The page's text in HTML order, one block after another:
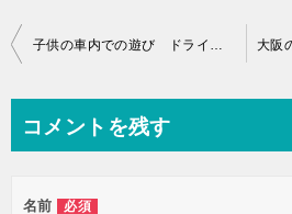
投
ビ
子供の車内での遊び ドライブを楽しくするアイデア！
コメントを残す
名前 必須